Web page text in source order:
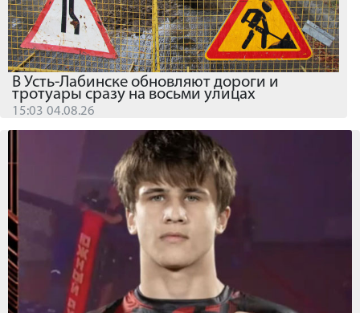
В Усть-Лабинске обновляют дороги и
тротуары сразу на восьми улицах
15:03 04.08.26